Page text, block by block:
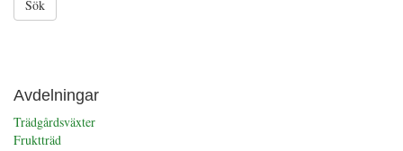
Avdelningar
Trädgårdsväxter
Fruktträd